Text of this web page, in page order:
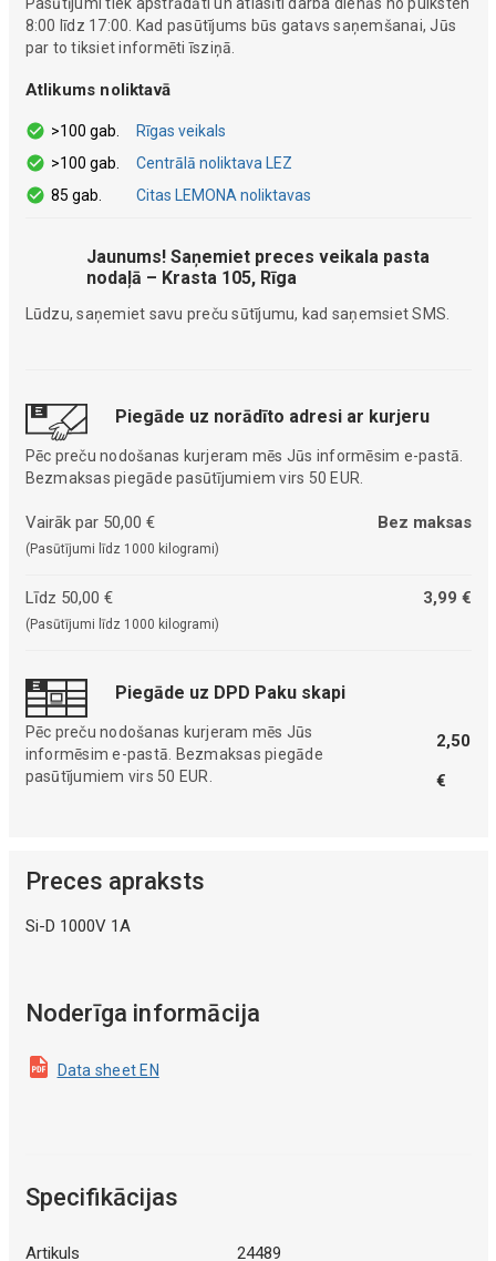
8:00 līdz 17:00. Kad pasūtījums būs gatavs saņemšanai, Jūs
par to tiksiet informēti īsziņā.
Atlikums noliktavā
>100 gab.
Rīgas veikals
>100 gab.
Centrālā noliktava LEZ
85 gab.
Citas LEMONA noliktavas
Jaunums! Saņemiet preces veikala pasta
nodaļā – Krasta 105, Rīga
Lūdzu, saņemiet savu preču sūtījumu, kad saņemsiet SMS.
Piegāde uz norādīto adresi ar kurjeru
Pēc preču nodošanas kurjeram mēs Jūs informēsim e-pastā.
Bezmaksas piegāde pasūtījumiem virs 50 EUR.
Vairāk par 50,00 €
(Pasūtījumi līdz 1000 kilogrami)
Bez maksas
Līdz 50,00 €
(Pasūtījumi līdz 1000 kilogrami)
3,99 €
Piegāde uz DPD Paku skapi
Pēc preču nodošanas kurjeram mēs Jūs
informēsim e-pastā. Bezmaksas piegāde
pasūtījumiem virs 50 EUR.
2,50
€
Preces apraksts
Si-D 1000V 1A
Noderīga informācija
Data sheet EN
Specifikācijas
Artikuls 24489